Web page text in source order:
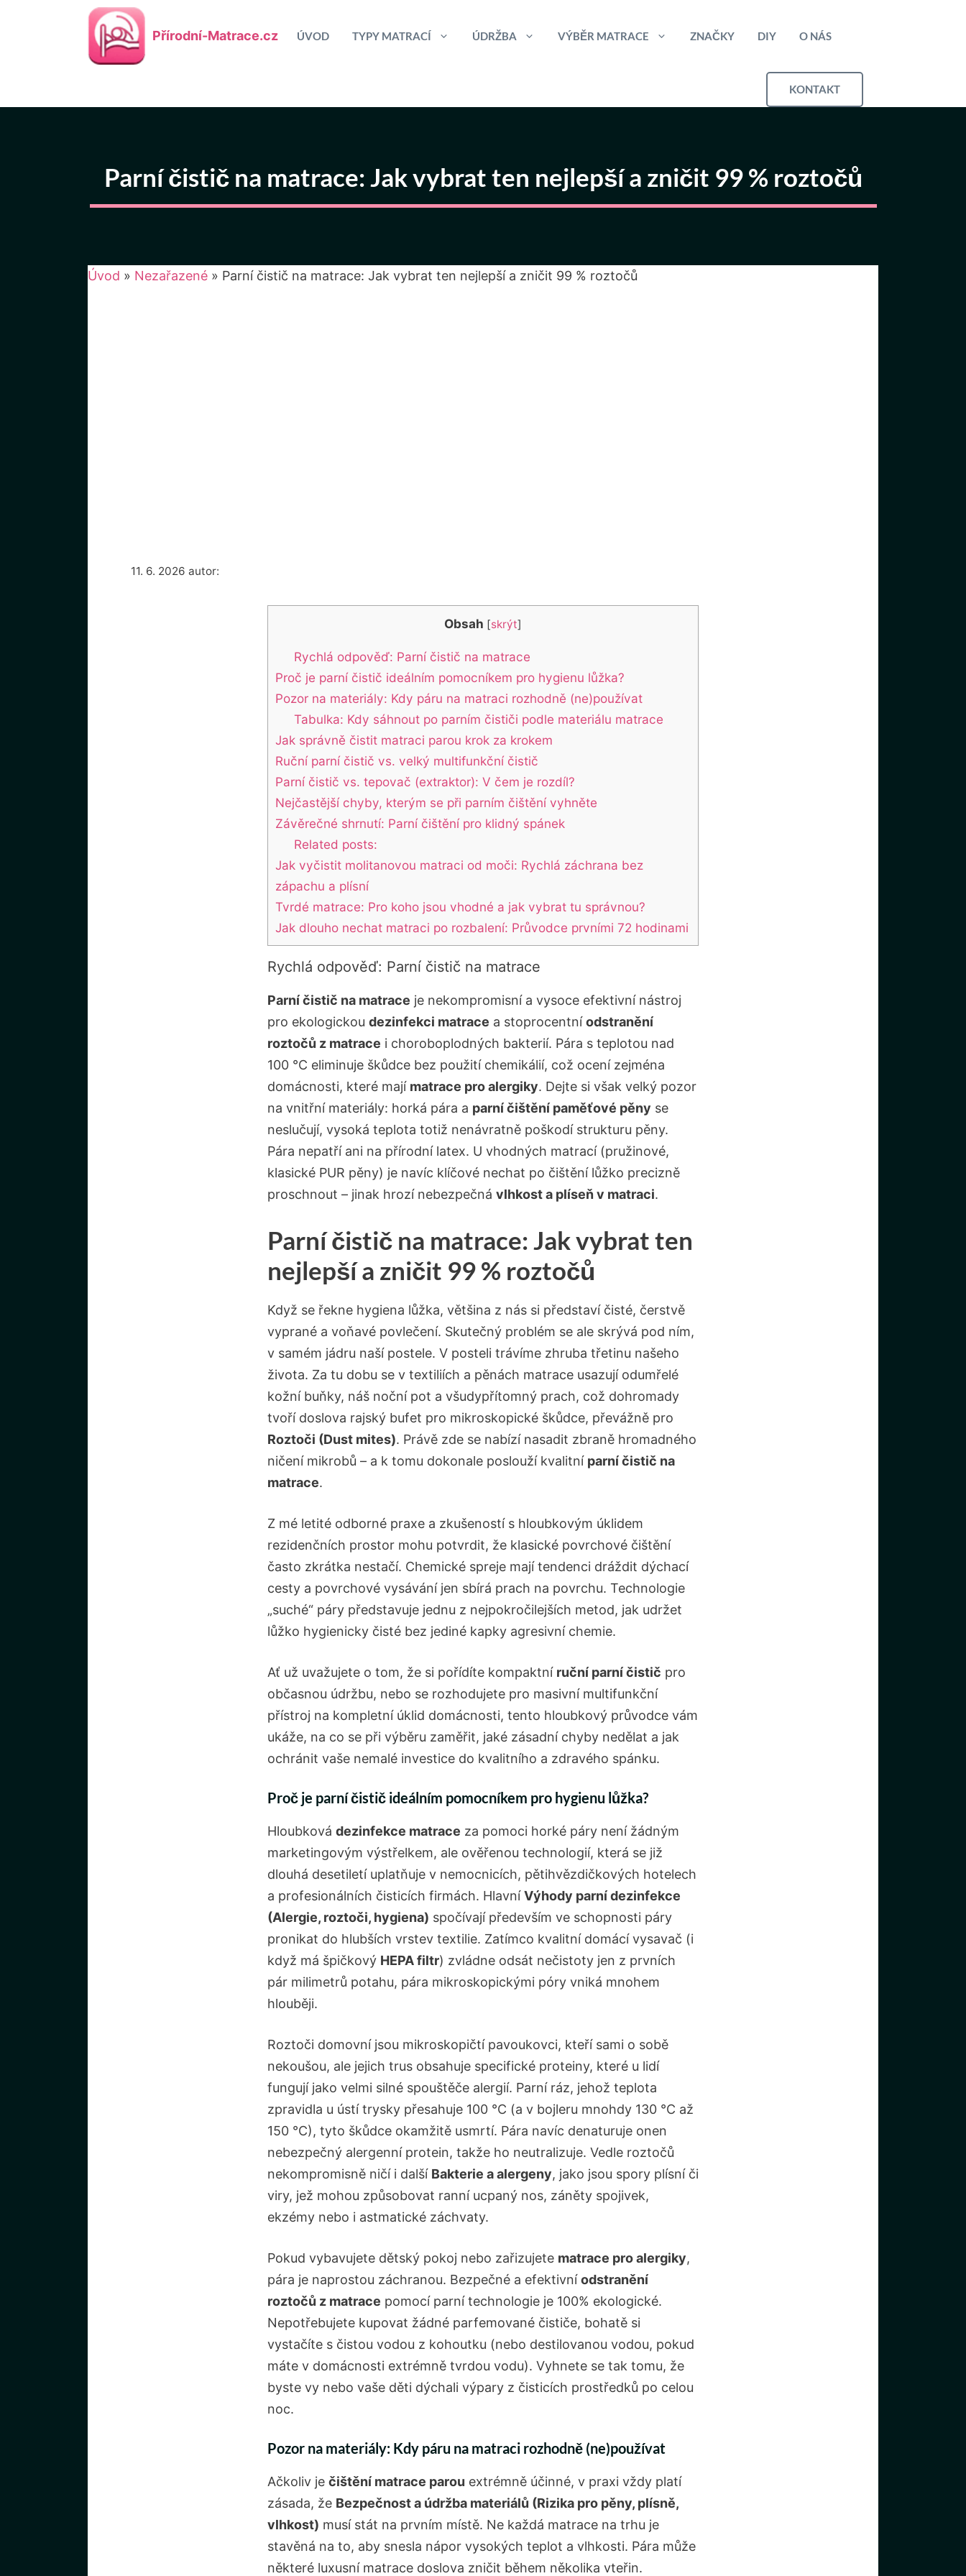
Přírodní-Matrace.cz ÚVOD TYPY MATRACÍ ÚDRŽBA VÝBĚR MATRACE ZNAČKY DIY O NÁS
KONTAKT
Parní čistič na matrace: Jak vybrat ten nejlepší a zničit 99 % roztočů
Úvod » Nezařazené » Parní čistič na matrace: Jak vybrat ten nejlepší a zničit 99 % roztočů
11. 6. 2026 autor:
Obsah [skrýt]
Rychlá odpověď: Parní čistič na matrace
Proč je parní čistič ideálním pomocníkem pro hygienu lůžka?
Pozor na materiály: Kdy páru na matraci rozhodně (ne)používat
Tabulka: Kdy sáhnout po parním čističi podle materiálu matrace
Jak správně čistit matraci parou krok za krokem
Ruční parní čistič vs. velký multifunkční čistič
Parní čistič vs. tepovač (extraktor): V čem je rozdíl?
Nejčastější chyby, kterým se při parním čištění vyhněte
Závěrečné shrnutí: Parní čištění pro klidný spánek
Related posts:
Jak vyčistit molitanovou matraci od moči: Rychlá záchrana bez
zápachu a plísní
Tvrdé matrace: Pro koho jsou vhodné a jak vybrat tu správnou?
Jak dlouho nechat matraci po rozbalení: Průvodce prvními 72 hodinami
Rychlá odpověď: Parní čistič na matrace
Parní čistič na matrace je nekompromisní a vysoce efektivní nástroj
pro ekologickou dezinfekci matrace a stoprocentníodstranění
roztočů z matrace i choroboplodných bakterií. Pára s teplotou nad
100 °C eliminuje škůdce bez použití chemikálií, což ocení zejména
domácnosti, které mají matrace pro alergiky. Dejte si však velký pozor
na vnitřní materiály: horká pára a parní čištění paměťové pěny se
neslučují, vysoká teplota totiž nenávratně poškodí strukturu pěny.
Pára nepatří ani na přírodní latex. U vhodných matrací (pružinové,
klasické PUR pěny) je navíc klíčové nechat po čištění lůžko precizně
proschnout – jinak hrozí nebezpečná vlhkost a plíseň v matraci.
Parní čistič na matrace: Jak vybrat ten
nejlepší a zničit 99 % roztočů
Když se řekne hygiena lůžka, většina z nás si představí čisté, čerstvě
vyprané a voňavé povlečení. Skutečný problém se ale skrývá pod ním,
v samém jádru naší postele. V posteli trávíme zhruba třetinu našeho
života. Za tu dobu se v textiliích a pěnách matrace usazují odumřelé
kožní buňky, náš noční pot a všudypřítomný prach, což dohromady
tvoří doslova rajský bufet pro mikroskopické škůdce, převážně pro
Roztoči (Dust mites). Právě zde se nabízí nasadit zbraně hromadného
ničení mikrobů – a k tomu dokonale poslouží kvalitní parní čistič na
matrace.
Z mé letité odborné praxe a zkušeností s hloubkovým úklidem
rezidenčních prostor mohu potvrdit, že klasické povrchové čištění
často zkrátka nestačí. Chemické spreje mají tendenci dráždit dýchací
cesty a povrchové vysávání jen sbírá prach na povrchu. Technologie
„suché“ páry představuje jednu z nejpokročilejších metod, jak udržet
lůžko hygienicky čisté bez jediné kapky agresivní chemie.
Ať už uvažujete o tom, že si pořídíte kompaktní ruční parní čistič pro
občasnou údržbu, nebo se rozhodujete pro masivní multifunkční
přístroj na kompletní úklid domácnosti, tento hloubkový průvodce vám
ukáže, na co se při výběru zaměřit, jaké zásadní chyby nedělat a jak
ochránit vaše nemalé investice do kvalitního a zdravého spánku.
Proč je parní čistič ideálním pomocníkem pro hygienu lůžka?
Hloubková dezinfekce matrace za pomoci horké páry není žádným
marketingovým výstřelkem, ale ověřenou technologií, která se již
dlouhá desetiletí uplatňuje v nemocnicích, pětihvězdičkových hotelech
a profesionálních čisticích firmách. HlavníVýhody parní dezinfekce
(Alergie, roztoči, hygiena) spočívají především ve schopnosti páry
pronikat do hlubších vrstev textilie. Zatímco kvalitní domácí vysavač (i
když má špičkový HEPA filtr) zvládne odsát nečistoty jen z prvních
pár milimetrů potahu, pára mikroskopickými póry vniká mnohem
hlouběji.
Roztoči domovní jsou mikroskopičtí pavoukovci, kteří sami o sobě
nekoušou, ale jejich trus obsahuje specifické proteiny, které u lidí
fungují jako velmi silné spouštěče alergií. Parní ráz, jehož teplota
zpravidla u ústí trysky přesahuje 100 °C (a v bojleru mnohdy 130 °C až
150 °C), tyto škůdce okamžitě usmrtí. Pára navíc denaturuje onen
nebezpečný alergenní protein, takže ho neutralizuje. Vedle roztočů
nekompromisně ničí i další Bakterie a alergeny, jako jsou spory plísní či
viry, jež mohou způsobovat ranní ucpaný nos, záněty spojivek,
ekzémy nebo i astmatické záchvaty.
Pokud vybavujete dětský pokoj nebo zařizujete matrace pro alergiky,
pára je naprostou záchranou. Bezpečné a efektivníodstranění
roztočů z matrace pomocí parní technologie je 100% ekologické.
Nepotřebujete kupovat žádné parfemované čističe, bohatě si
vystačíte s čistou vodou z kohoutku (nebo destilovanou vodou, pokud
máte v domácnosti extrémně tvrdou vodu). Vyhnete se tak tomu, že
byste vy nebo vaše děti dýchali výpary z čisticích prostředků po celou
noc.
Pozor na materiály: Kdy páru na matraci rozhodně (ne)používat
Ačkoliv je čištění matrace parou extrémně účinné, v praxi vždy platí
zásada, že Bezpečnost a údržba materiálů (Rizika pro pěny, plísně,
vlhkost) musí stát na prvním místě. Ne každá matrace na trhu je
stavěná na to, aby snesla nápor vysokých teplot a vlhkosti. Pára může
některé luxusní matrace doslova zničit během několika vteřin.